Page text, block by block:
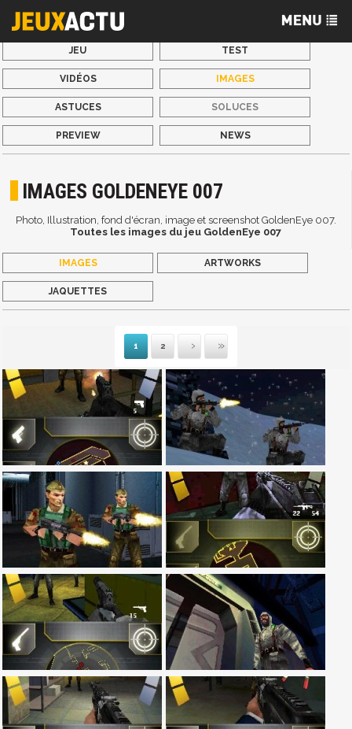
JEU TEST
VIDÉOS IMAGES
ASTUCES SOLUCES
PREVIEW NEWS
IMAGES GOLDENEYE 007
Photo, Illustration, fond d'écran, image et screenshot GoldenEye 007.
Toutes les images du jeu GoldenEye 007
IMAGES ARTWORKS
JAQUETTES
1 2
Suivante
Dernière